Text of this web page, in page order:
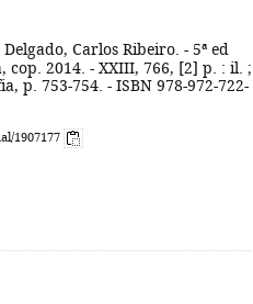
Delgado, Carlos Ribeiro. - 5ª ed
2014. - XXIII, 766, [2] p. : il.
p. 753-754. - ISBN 978-972-722-
1907177